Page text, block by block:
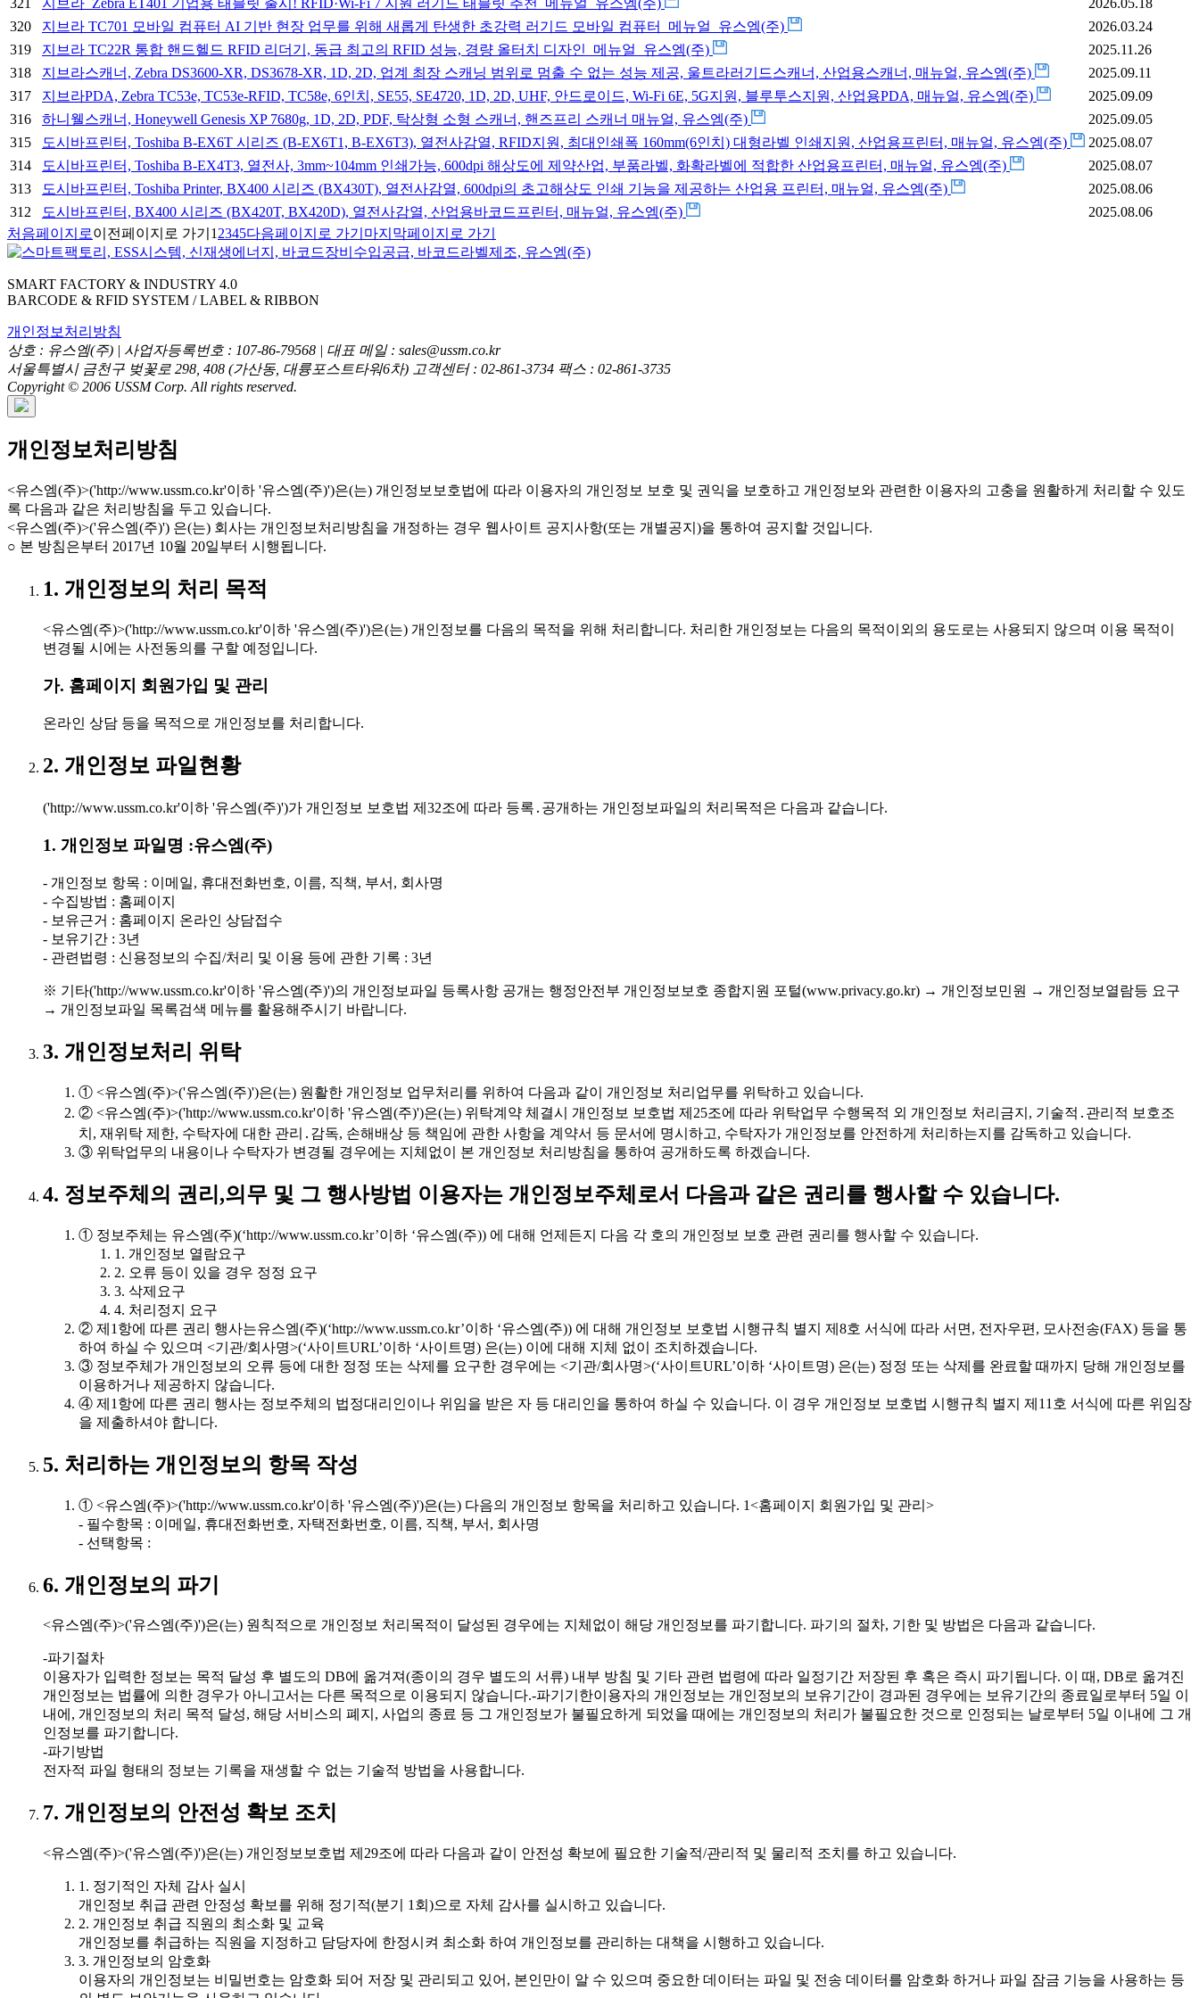
320
지브라 TC701 모바일 컴퓨터 AI 기반 현장 업무를 위해 새롭게 탄생한 초강력 러기드 모바일 컴퓨터_메뉴얼_유스엠(주)
2026.03.24
319
지브라 TC22R 통합 핸드헬드 RFID 리더기, 동급 최고의 RFID 성능, 경량 올터치 디자인_메뉴얼_유스엠(주)
2025.11.26
318
지브라스캐너, Zebra DS3600-XR, DS3678-XR, 1D, 2D, 업계 최장 스캐닝 범위로 멈출 수 없는 성능 제공, 울트라러기드스캐너, 산업용스캐너, 매뉴얼, 유스엠(주)
2025.09.11
317
지브라PDA, Zebra TC53e, TC53e-RFID, TC58e, 6인치, SE55, SE4720, 1D, 2D, UHF, 안드로이드, Wi-Fi 6E, 5G지원, 블루투스지원, 산업용PDA, 매뉴얼, 유스엠(주)
2025.09.09
316
하니웰스캐너, Honeywell Genesis XP 7680g, 1D, 2D, PDF, 탁상형 소형 스캐너, 핸즈프리 스캐너 매뉴얼, 유스엠(주)
2025.09.05
315
도시바프린터, Toshiba B-EX6T 시리즈 (B-EX6T1, B-EX6T3), 열전사감열, RFID지원, 최대인쇄폭 160mm(6인치) 대형라벨 인쇄지원, 산업용프린터, 매뉴얼, 유스엠(주)
2025.08.07
314
도시바프린터, Toshiba B-EX4T3, 열전사, 3mm~104mm 인쇄가능, 600dpi 해상도에 제약산업, 부품라벨, 화확라벨에 적합한 산업용프린터, 매뉴얼, 유스엠(주)
2025.08.07
313
도시바프린터, Toshiba Printer, BX400 시리즈 (BX430T), 열전사감열, 600dpi의 초고해상도 인쇄 기능을 제공하는 산업용 프린터, 매뉴얼, 유스엠(주)
2025.08.06
312
도시바프린터, BX400 시리즈 (BX420T, BX420D), 열전사감열, 산업용바코드프린터, 매뉴얼, 유스엠(주)
2025.08.06
처음페이지로이전페이지로 가기 1 2345다음페이지로 가기 마지막페이지로 가기
SMART FACTORY & INDUSTRY 4.0
BARCODE & RFID SYSTEM / LABEL & RIBBON
개인정보처리방침
상호 : 유스엠(주) | 사업자등록번호 : 107-86-79568 | 대표 메일 : sales@ussm.co.kr
서울특별시 금천구 벚꽃로 298, 408 (가산동, 대륭포스트타워6차) 고객센터 : 02-861-3734 팩스 : 02-861-3735
Copyright © 2006 USSM Corp. All rights reserved.
개인정보처리방침
<유스엠(주)>('http://www.ussm.co.kr'이하 '유스엠(주)')은(는) 개인정보보호법에 따라 이용자의 개인정보 보호 및 권익을 보호하고 개인정보와 관련한 이용자의 고충을 원활하게 처리할 수 있도
록 다음과 같은 처리방침을 두고 있습니다.
<유스엠(주)>('유스엠(주)') 은(는) 회사는 개인정보처리방침을 개정하는 경우 웹사이트 공지사항(또는 개별공지)을 통하여 공지할 것입니다.
○ 본 방침은부터 2017년 10월 20일부터 시행됩니다.
1. 개인정보의 처리 목적
<유스엠(주)>('http://www.ussm.co.kr'이하 '유스엠(주)')은(는) 개인정보를 다음의 목적을 위해 처리합니다. 처리한 개인정보는 다음의 목적이외의 용도로는 사용되지 않으며 이용 목적이
변경될 시에는 사전동의를 구할 예정입니다.
가. 홈페이지 회원가입 및 관리
온라인 상담 등을 목적으로 개인정보를 처리합니다.
2. 개인정보 파일현황
('http://www.ussm.co.kr'이하 '유스엠(주)')가 개인정보 보호법 제32조에 따라 등록․공개하는 개인정보파일의 처리목적은 다음과 같습니다.
1. 개인정보 파일명 :유스엠(주)
- 개인정보 항목 : 이메일, 휴대전화번호, 이름, 직책, 부서, 회사명
- 수집방법 : 홈페이지
- 보유근거 : 홈페이지 온라인 상담접수
- 보유기간 : 3년
- 관련법령 : 신용정보의 수집/처리 및 이용 등에 관한 기록 : 3년
※ 기타('http://www.ussm.co.kr'이하 '유스엠(주)')의 개인정보파일 등록사항 공개는 행정안전부 개인정보보호 종합지원 포털(www.privacy.go.kr) → 개인정보민원 → 개인정보열람등 요구
→ 개인정보파일 목록검색 메뉴를 활용해주시기 바랍니다.
3. 개인정보처리 위탁
① <유스엠(주)>('유스엠(주)')은(는) 원활한 개인정보 업무처리를 위하여 다음과 같이 개인정보 처리업무를 위탁하고 있습니다.
② <유스엠(주)>('http://www.ussm.co.kr'이하 '유스엠(주)')은(는) 위탁계약 체결시 개인정보 보호법 제25조에 따라 위탁업무 수행목적 외 개인정보 처리금지, 기술적․관리적 보호조
치, 재위탁 제한, 수탁자에 대한 관리․감독, 손해배상 등 책임에 관한 사항을 계약서 등 문서에 명시하고, 수탁자가 개인정보를 안전하게 처리하는지를 감독하고 있습니다.
③ 위탁업무의 내용이나 수탁자가 변경될 경우에는 지체없이 본 개인정보 처리방침을 통하여 공개하도록 하겠습니다.
4. 정보주체의 권리,의무 및 그 행사방법 이용자는 개인정보주체로서 다음과 같은 권리를 행사할 수 있습니다.
① 정보주체는 유스엠(주)(‘http://www.ussm.co.kr’이하 ‘유스엠(주)) 에 대해 언제든지 다음 각 호의 개인정보 보호 관련 권리를 행사할 수 있습니다.
1. 개인정보 열람요구
2. 오류 등이 있을 경우 정정 요구
3. 삭제요구
4. 처리정지 요구
② 제1항에 따른 권리 행사는유스엠(주)(‘http://www.ussm.co.kr’이하 ‘유스엠(주)) 에 대해 개인정보 보호법 시행규칙 별지 제8호 서식에 따라 서면, 전자우편, 모사전송(FAX) 등을 통
하여 하실 수 있으며 <기관/회사명>(‘사이트URL’이하 ‘사이트명) 은(는) 이에 대해 지체 없이 조치하겠습니다.
③ 정보주체가 개인정보의 오류 등에 대한 정정 또는 삭제를 요구한 경우에는 <기관/회사명>(‘사이트URL’이하 ‘사이트명) 은(는) 정정 또는 삭제를 완료할 때까지 당해 개인정보를
이용하거나 제공하지 않습니다.
④ 제1항에 따른 권리 행사는 정보주체의 법정대리인이나 위임을 받은 자 등 대리인을 통하여 하실 수 있습니다. 이 경우 개인정보 보호법 시행규칙 별지 제11호 서식에 따른 위임장
을 제출하셔야 합니다.
5. 처리하는 개인정보의 항목 작성
① <유스엠(주)>('http://www.ussm.co.kr'이하 '유스엠(주)')은(는) 다음의 개인정보 항목을 처리하고 있습니다. 1<홈페이지 회원가입 및 관리>
- 필수항목 : 이메일, 휴대전화번호, 자택전화번호, 이름, 직책, 부서, 회사명
- 선택항목 :
6. 개인정보의 파기
<유스엠(주)>('유스엠(주)')은(는) 원칙적으로 개인정보 처리목적이 달성된 경우에는 지체없이 해당 개인정보를 파기합니다. 파기의 절차, 기한 및 방법은 다음과 같습니다.
-파기절차
이용자가 입력한 정보는 목적 달성 후 별도의 DB에 옮겨져(종이의 경우 별도의 서류) 내부 방침 및 기타 관련 법령에 따라 일정기간 저장된 후 혹은 즉시 파기됩니다. 이 때, DB로 옮겨진
개인정보는 법률에 의한 경우가 아니고서는 다른 목적으로 이용되지 않습니다.-파기기한이용자의 개인정보는 개인정보의 보유기간이 경과된 경우에는 보유기간의 종료일로부터 5일 이
내에, 개인정보의 처리 목적 달성, 해당 서비스의 폐지, 사업의 종료 등 그 개인정보가 불필요하게 되었을 때에는 개인정보의 처리가 불필요한 것으로 인정되는 날로부터 5일 이내에 그 개
인정보를 파기합니다.
-파기방법
전자적 파일 형태의 정보는 기록을 재생할 수 없는 기술적 방법을 사용합니다.
7. 개인정보의 안전성 확보 조치
<유스엠(주)>('유스엠(주)')은(는) 개인정보보호법 제29조에 따라 다음과 같이 안전성 확보에 필요한 기술적/관리적 및 물리적 조치를 하고 있습니다.
1. 정기적인 자체 감사 실시
개인정보 취급 관련 안정성 확보를 위해 정기적(분기 1회)으로 자체 감사를 실시하고 있습니다.
2. 개인정보 취급 직원의 최소화 및 교육
개인정보를 취급하는 직원을 지정하고 담당자에 한정시켜 최소화 하여 개인정보를 관리하는 대책을 시행하고 있습니다.
3. 개인정보의 암호화
이용자의 개인정보는 비밀번호는 암호화 되어 저장 및 관리되고 있어, 본인만이 알 수 있으며 중요한 데이터는 파일 및 전송 데이터를 암호화 하거나 파일 잠금 기능을 사용하는 등